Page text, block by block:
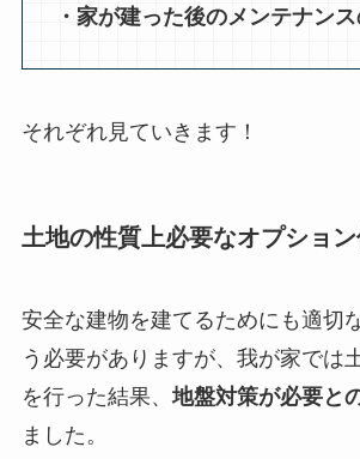
・家が建った後のメンテナン
それぞれ見ていきます！
土地の性質上必要なオプショ
安全な建物を建てるためにも適切
う必要がありますが、我が家では
を行った結果、地盤対策が必要と
ました。